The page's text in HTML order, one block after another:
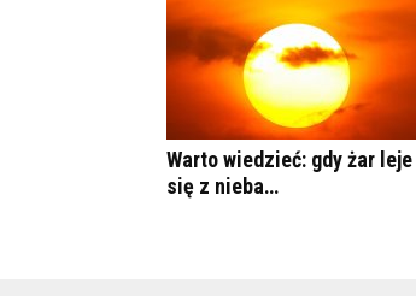
Warto wiedzieć: gdy żar leje
się z nieba…